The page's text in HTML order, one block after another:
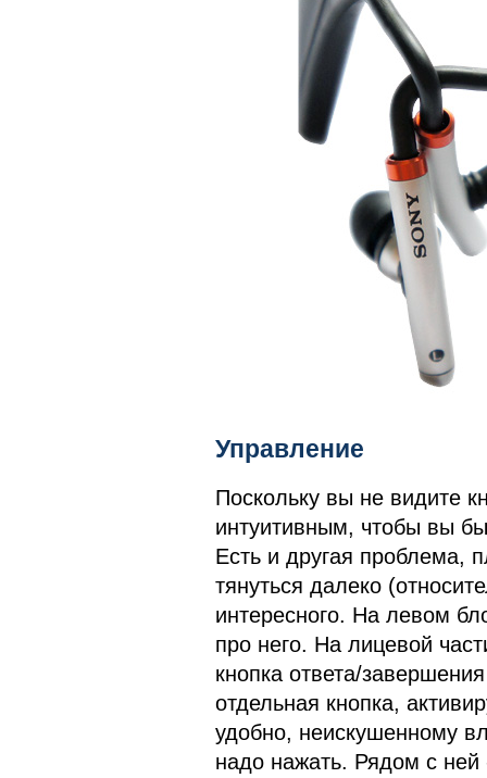
Управление
Поскольку вы не видите
интуитивным, чтобы вы
Есть и другая проблема,
тянуться далеко
интересного. На левом
про него. На лицевой
кнопка ответа/
отдельная кнопка,
удобно, неискушенному
надо нажать. Рядом с ней